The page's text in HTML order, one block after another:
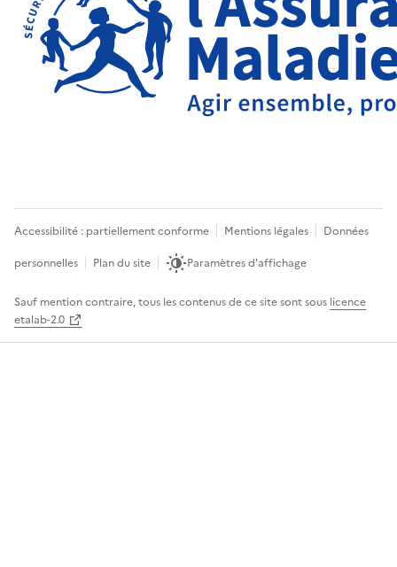
Accessibilité : partiellement conforme Mentions légales
Données
personnelles
Plan du site Paramètres d'affichage
Sauf mention contraire, tous les contenus de ce site sont sous licence
etalab-2.0